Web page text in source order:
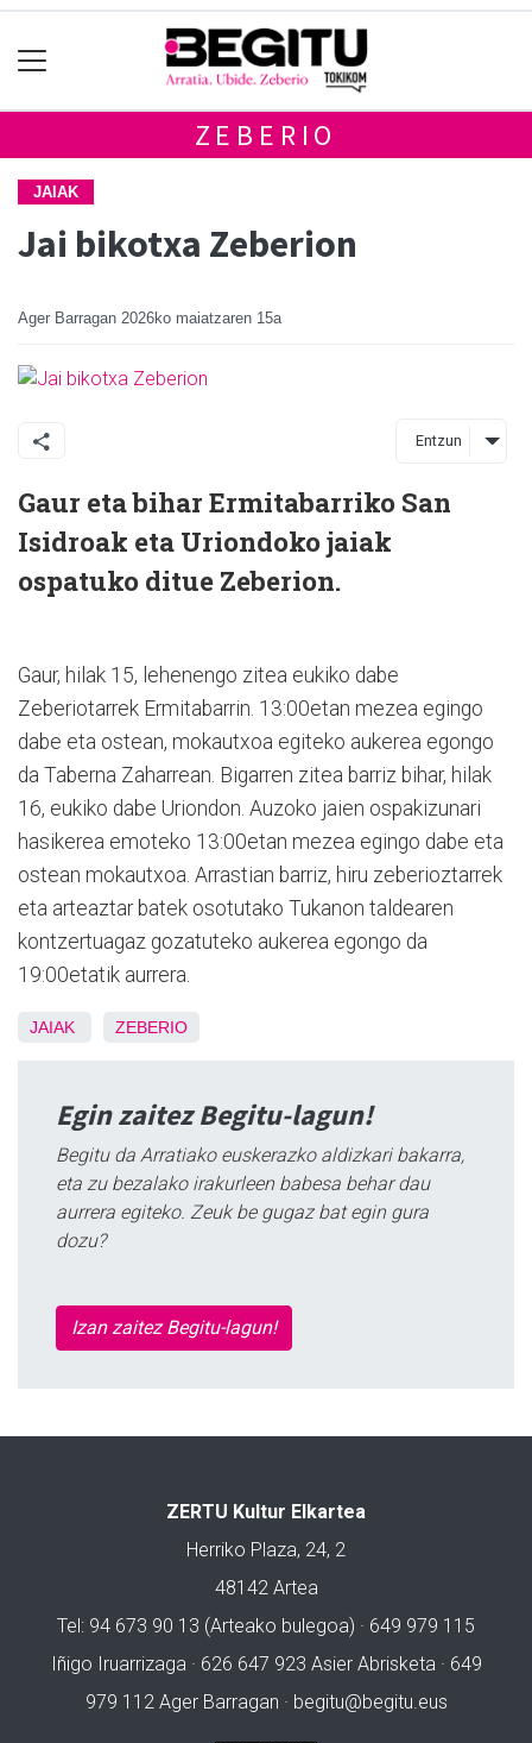
ZEBERIO
JAIAK
Jai bikotxa Zeberion
Ager Barragan 2026ko maiatzaren 15a
Entzun
Gaur eta bihar Ermitabarriko San
Isidroak eta Uriondoko jaiak
ospatuko ditue Zeberion.
Gaur, hilak 15, lehenengo zitea eukiko dabe
Zeberiotarrek Ermitabarrin. 13:00etan mezea egingo
dabe eta ostean, mokautxoa egiteko aukerea egongo
da Taberna Zaharrean. Bigarren zitea barriz bihar, hilak
16, eukiko dabe Uriondon. Auzoko jaien ospakizunari
hasikerea emoteko 13:00etan mezea egingo dabe eta
ostean mokautxoa. Arrastian barriz, hiru zeberioztarrek
eta arteaztar batek osotutako Tukanon taldearen
kontzertuagaz gozatuteko aukerea egongo da
19:00etatik aurrera.
JAIAK ZEBERIO
Egin zaitez Begitu-lagun!
Begitu da Arratiako euskerazko aldizkari bakarra,
eta zu bezalako irakurleen babesa behar dau
aurrera egiteko. Zeuk be gugaz bat egin gura
dozu?
Izan zaitez Begitu-lagun!
ZERTU Kultur Elkartea
Herriko Plaza, 24, 2
48142 Artea
Tel: 94 673 90 13 (Arteako bulegoa) · 649 979 115
Iñigo Iruarrizaga · 626 647 923 Asier Abrisketa · 649
979 112 Ager Barragan · begitu@begitu.eus